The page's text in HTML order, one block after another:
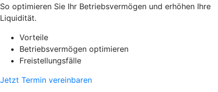
So optimieren Sie Ihr Betriebsvermögen und erhöhen Ihre
Liquidität.
Vorteile
Betriebsvermögen optimieren
Freistellungsfälle
Jetzt Termin vereinbaren